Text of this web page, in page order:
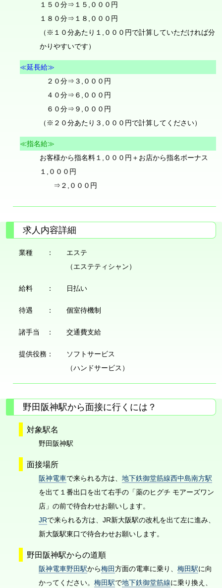
１５０分⇒１５,０００円
１８０分⇒１８,０００円
（※１０分あたり１,０００円で計算していただければ分
かりやすいです）
≪延長給≫
２０分⇒３,０００円
４０分⇒６,０００円
６０分⇒９,０００円
（※２０分あたり３,０００円で計算してください）
≪指名給≫
お客様から指名料１,０００円＋お店から指名ボーナス
１,０００円
⇒２,０００円
求人内容詳細
業種 ：
エステ
（エステティシャン）
給料 ： 日払い
待遇 ： 個室待機制
諸手当 ： 交通費支給
提供役務：
ソフトサービス
（ハンドサービス）
野田阪神駅から面接に行くには？
対象駅名
野田阪神駅
面接場所
阪神電車で来られる方は、 地下鉄御堂筋線西中島南方駅
を出て１番出口を出て右手の「薬のヒグチ モアーズワン
店」の前で待合わせお願いします。
JRで来られる方は、JR新大阪駅の改札を出て左に進み、
新大阪駅東口で待合わせお願いします。
野田阪神駅からの道順
阪神電車野田駅から梅田方面の電車に乗り、 梅田駅に向
かってください。 梅田駅で地下鉄御堂筋線に乗り換え、